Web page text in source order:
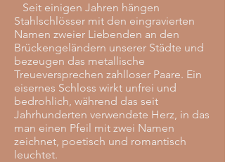
Seit einigen Jahren hängen
Stahlschlösser mit den eingravierten
Namen zweier Liebenden an den
Brückengeländern unserer Städte und
bezeugen das metallische
Treueversprechen zahlloser Paare. Ein
eisernes Schloss wirkt unfrei und
bedrohlich, während das seit
Jahrhunderten verwendete Herz, in das
man einen Pfeil mit zwei Namen
zeichnet, poetisch und romantisch
leuchtet.